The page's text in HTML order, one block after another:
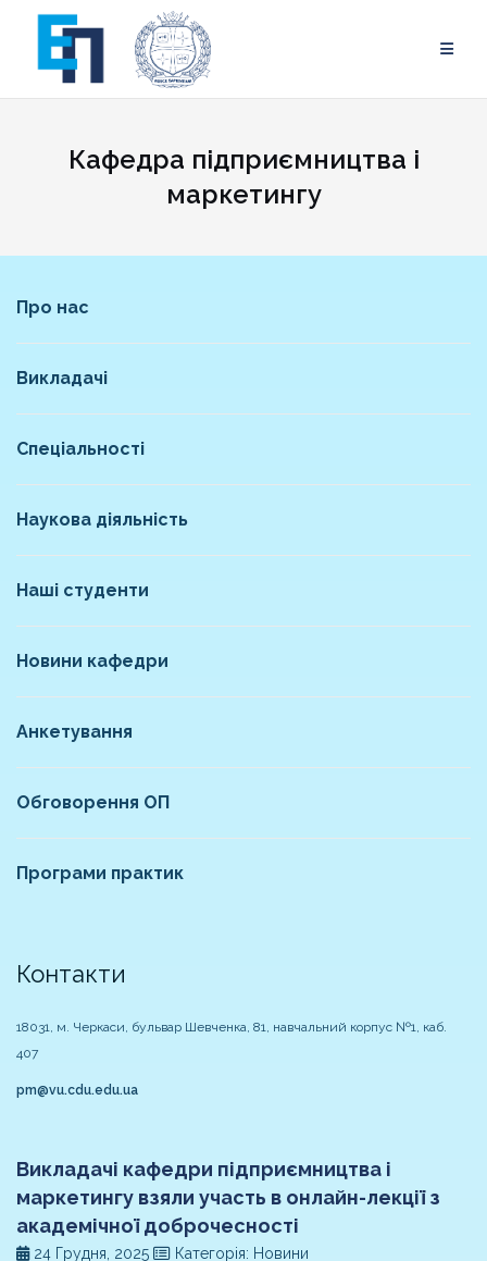
content
Кафедра підприємництва і
маркетингу
Про нас
Викладачі
Спеціальності
Наукова діяльність
Наші студенти
Новини кафедри
Анкетування
Обговорення ОП
Програми практик
Контакти
18031, м. Черкаси, бульвар Шевченка, 81, навчальний корпус №1, каб.
407
pm@vu.cdu.edu.ua
Викладачі кафедри підприємництва і
маркетингу взяли участь в онлайн-лекції з
академічної доброчесності
24 Грудня, 2025 Категорія: Новини